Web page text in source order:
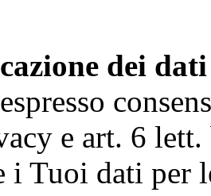
dei dati
e art. 6
i Tuoi dati per